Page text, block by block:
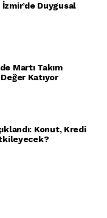
Duygusal
Martı Takım
Katıyor
Konut, Kredi